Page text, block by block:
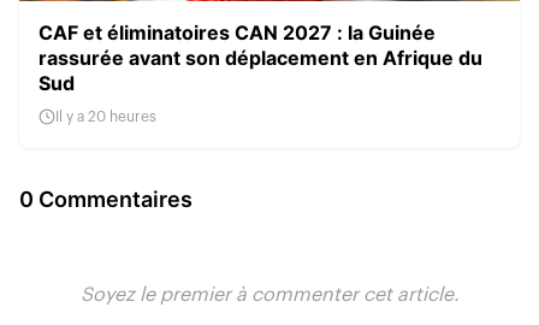
CAF et éliminatoires CAN 2027 : la Guinée
rassurée avant son déplacement en Afrique du
Sud
Il y a 20 heures
0 Commentaires
Soyez le premier à commenter cet article.